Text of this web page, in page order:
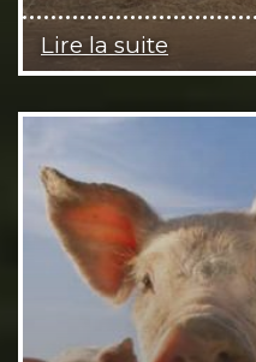
Lire la suite